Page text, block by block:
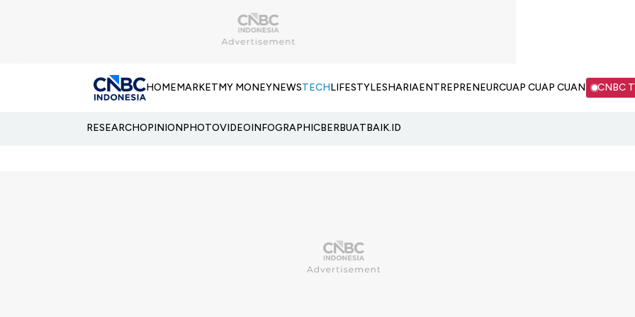
HOMEMARKETMY MONEYNEWSTECHLIFESTYLESHARIAENTREPRENEURCUAP CUAP CUAN CNBC
RESEARCHOPINIONPHOTOVIDEOINFOGRAPHICBERBUATBAIK.ID